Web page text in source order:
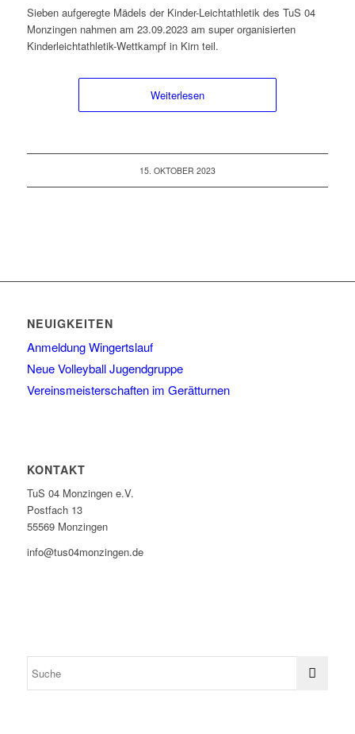
Sieben aufgeregte Mädels der Kinder-Leichtathletik des TuS 04
Monzingen nahmen am 23.09.2023 am super organisierten
Kinderleichtathletik-Wettkampf in Kirn teil.
Weiterlesen
15. OKTOBER 2023
NEUIGKEITEN
Anmeldung Wingertslauf
Neue Volleyball Jugendgruppe
Vereinsmeisterschaften im Gerätturnen
KONTAKT
TuS 04 Monzingen e.V.
Postfach 13
55569 Monzingen
info@tus04monzingen.de